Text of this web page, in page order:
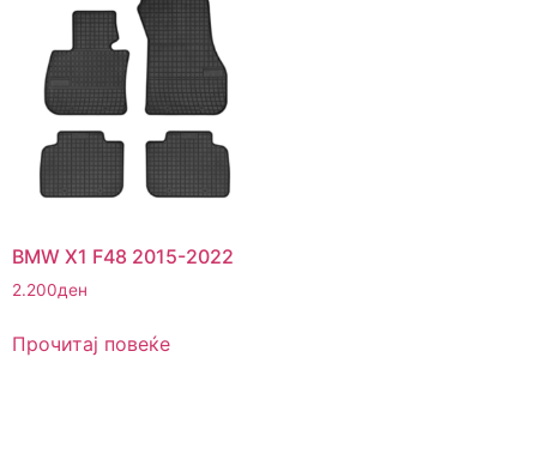
BMW X1 F48 2015-2022
2.200ден
Прочитај повеќе